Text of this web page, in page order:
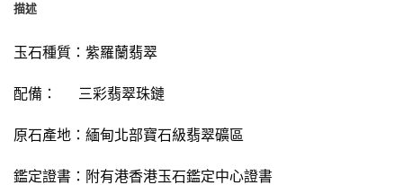
描述
玉石種質： 紫羅蘭翡翠
配備： 三彩翡翠珠鏈
原石產地：緬甸北部寶石級翡翠礦區
鑑定證書： 附有港香港玉石鑑定中心證書